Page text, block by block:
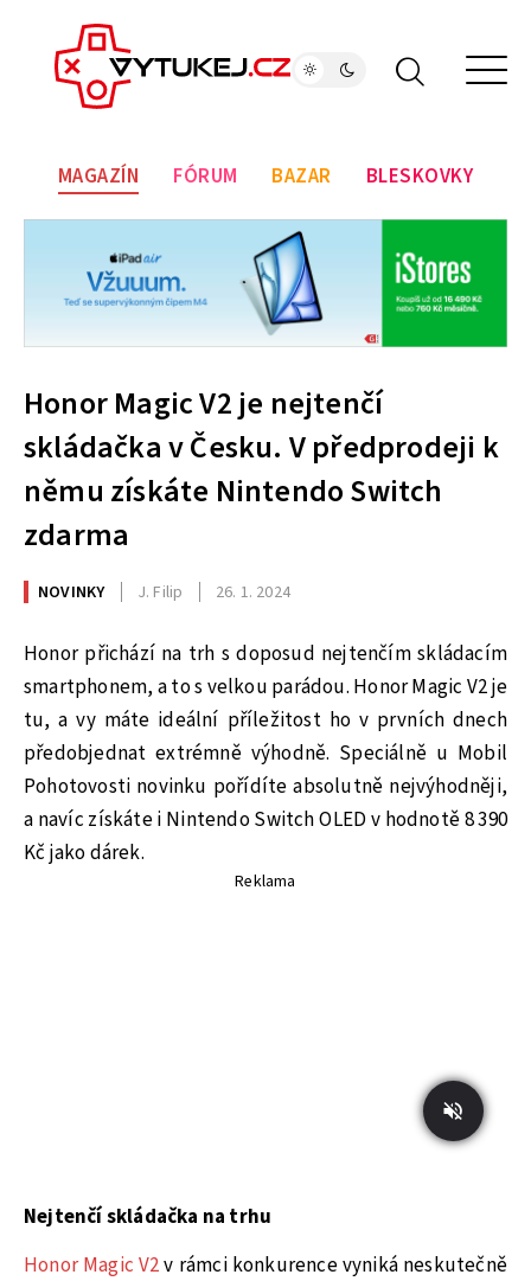
MAGAZÍN FÓRUM BAZAR BLESKOVKY
Honor Magic V2 je nejtenčí
skládačka v Česku. V předprodeji k
němu získáte Nintendo Switch
zdarma
NOVINKY J. Filip 26. 1. 2024
Honor přichází na trh s doposud nejtenčím skládacím
smartphonem, a to s velkou parádou. Honor Magic V2 je
tu, a vy máte ideální příležitost ho v prvních dnech
předobjednat extrémně výhodně. Speciálně u Mobil
Pohotovosti novinku pořídíte absolutně nejvýhodněji,
a navíc získáte i Nintendo Switch OLED v hodnotě 8 390
Kč jako dárek.
Reklama
Nejtenčí skládačka na trhu
Honor Magic V2v rámci konkurence vyniká neskutečně